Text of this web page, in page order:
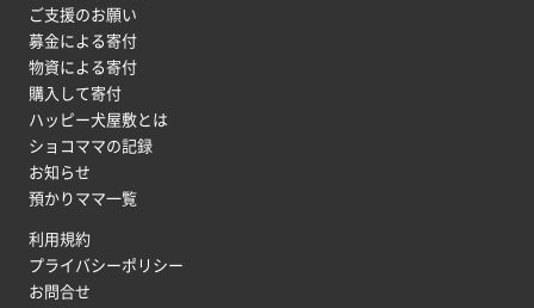
ご支援のお願い
募金による寄付
物資による寄付
購入して寄付
ハッピー犬屋敷とは
ショコママの記録
お知らせ
預かりママ一覧
利用規約
プライバシーポリシー
お問合せ